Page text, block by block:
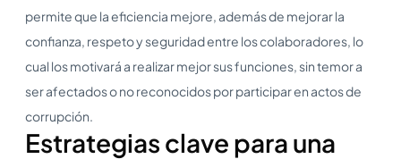
permite que la eficiencia mejore, además de mejorar la
confianza, respeto y seguridad entre los colaboradores, lo
cual los motivará a realizar mejor sus funciones, sin temor a
ser afectados o no reconocidos por participar en actos de
corrupción.
Estrategias clave para una